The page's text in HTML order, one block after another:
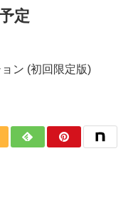
定
ン (初回限定版)